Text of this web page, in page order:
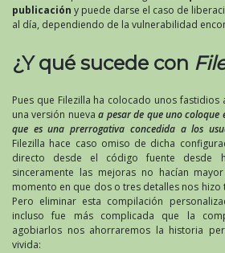
publicación y puede darse el caso de
al día, dependiendo de la vulnerabilidad
¿Y qué sucede con
Pues que Filezilla ha colocado unos fastidios
una versión nuevaa pesar de que uno coloque
que es una prerrogativa concedida a los
Filezilla hace caso omiso de dicha
directo desde el código fuente desde
sinceramente las mejoras no hacían
momento en que dos o tres detalles nos hizo
Pero eliminar esta compilación
incluso fue más complicada que la
agobiarlos nos ahorraremos la historia
vivida: